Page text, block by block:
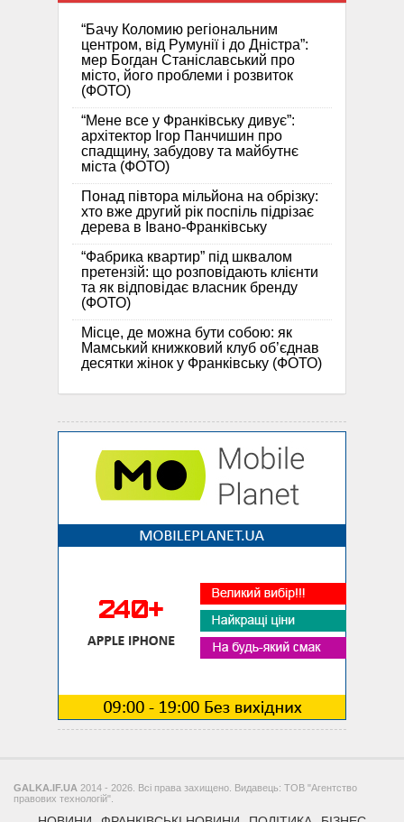
“Бачу Коломию регіональним
центром, від Румунії і до Дністра”:
мер Богдан Станіславський про
місто, його проблеми і розвиток
(ФОТО)
“Мене все у Франківську дивує”:
архітектор Ігор Панчишин про
спадщину, забудову та майбутнє
міста (ФОТО)
Понад півтора мільйона на обрізку:
хто вже другий рік поспіль підрізає
дерева в Івано-Франківську
“Фабрика квартир” під шквалом
претензій: що розповідають клієнти
та як відповідає власник бренду
(ФОТО)
Місце, де можна бути собою: як
Мамський книжковий клуб об’єднав
десятки жінок у Франківську (ФОТО)
GALKA.IF.UA 2014 - 2026. Всі права захищено. Видавець: ТОВ "Агентство
правових технологій".